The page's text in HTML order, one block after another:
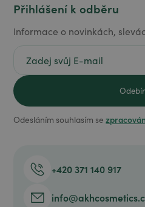
Přihlášení k odběru
Informace o novinkách,
Odesláním souhlasím se
+420 371 140 917